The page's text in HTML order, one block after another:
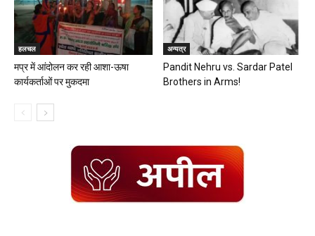
हलचल
मप्र में आंदोलन कर रही आशा-ऊषा
कार्यकर्ताओं पर मुकदमा
अन्यत्र
Pandit Nehru vs. Sardar Patel
Brothers in Arms!